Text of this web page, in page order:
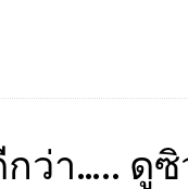
ว่า….. ดู